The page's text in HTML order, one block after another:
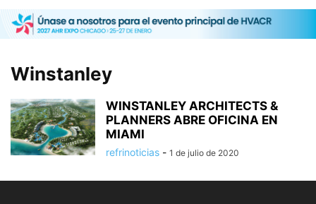
Winstanley
WINSTANLEY ARCHITECTS &
PLANNERS ABRE OFICINA EN
MIAMI
refrinoticias - 1 de julio de 2020